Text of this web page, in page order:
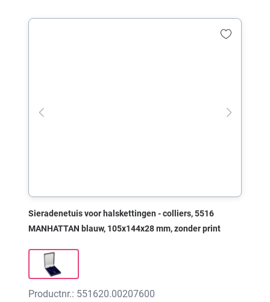
Sieradenetuis voor halskettingen - colliers, 5516
MANHATTAN blauw, 105x144x28 mm, zonder print
Productnr.: 551620.00207600